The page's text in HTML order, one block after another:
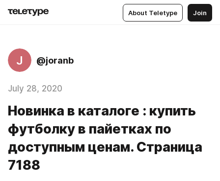
About Teletype Join
J @joranb
July 28, 2020
Новинка в каталоге : купить
футболку в пайетках по
доступным ценам. Страница
7188